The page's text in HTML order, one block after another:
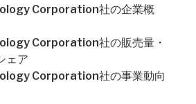
Corporation社の企業概
Corporation社の販売量・
ェア
Corporation社の事業動向